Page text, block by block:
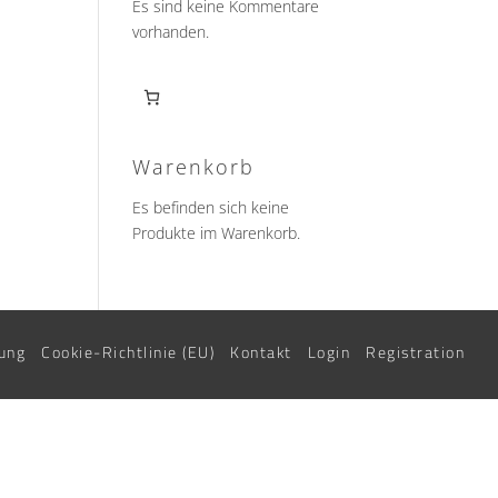
Es sind keine Kommentare
vorhanden.
Warenkorb
Es befinden sich keine
Produkte im Warenkorb.
Cookie-Richtlinie (EU) Kontakt Login Registration